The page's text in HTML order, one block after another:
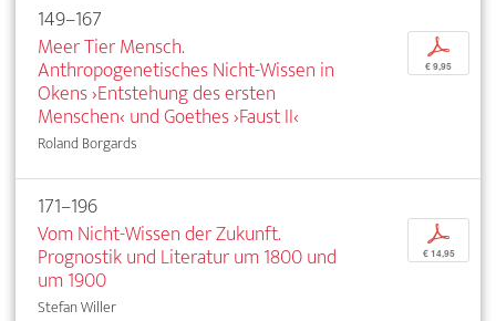
149–167
Meer Tier Mensch.
Anthropogenetisches Nicht-Wissen in
Okens ›Entstehung des ersten
Menschen‹ und Goethes ›Faust II‹
Roland Borgards
p
€ 9,95
171–196
Vom Nicht-Wissen der Zukunft.
Prognostik und Literatur um 1800 und
um 1900
Stefan Willer
p
€ 14,95